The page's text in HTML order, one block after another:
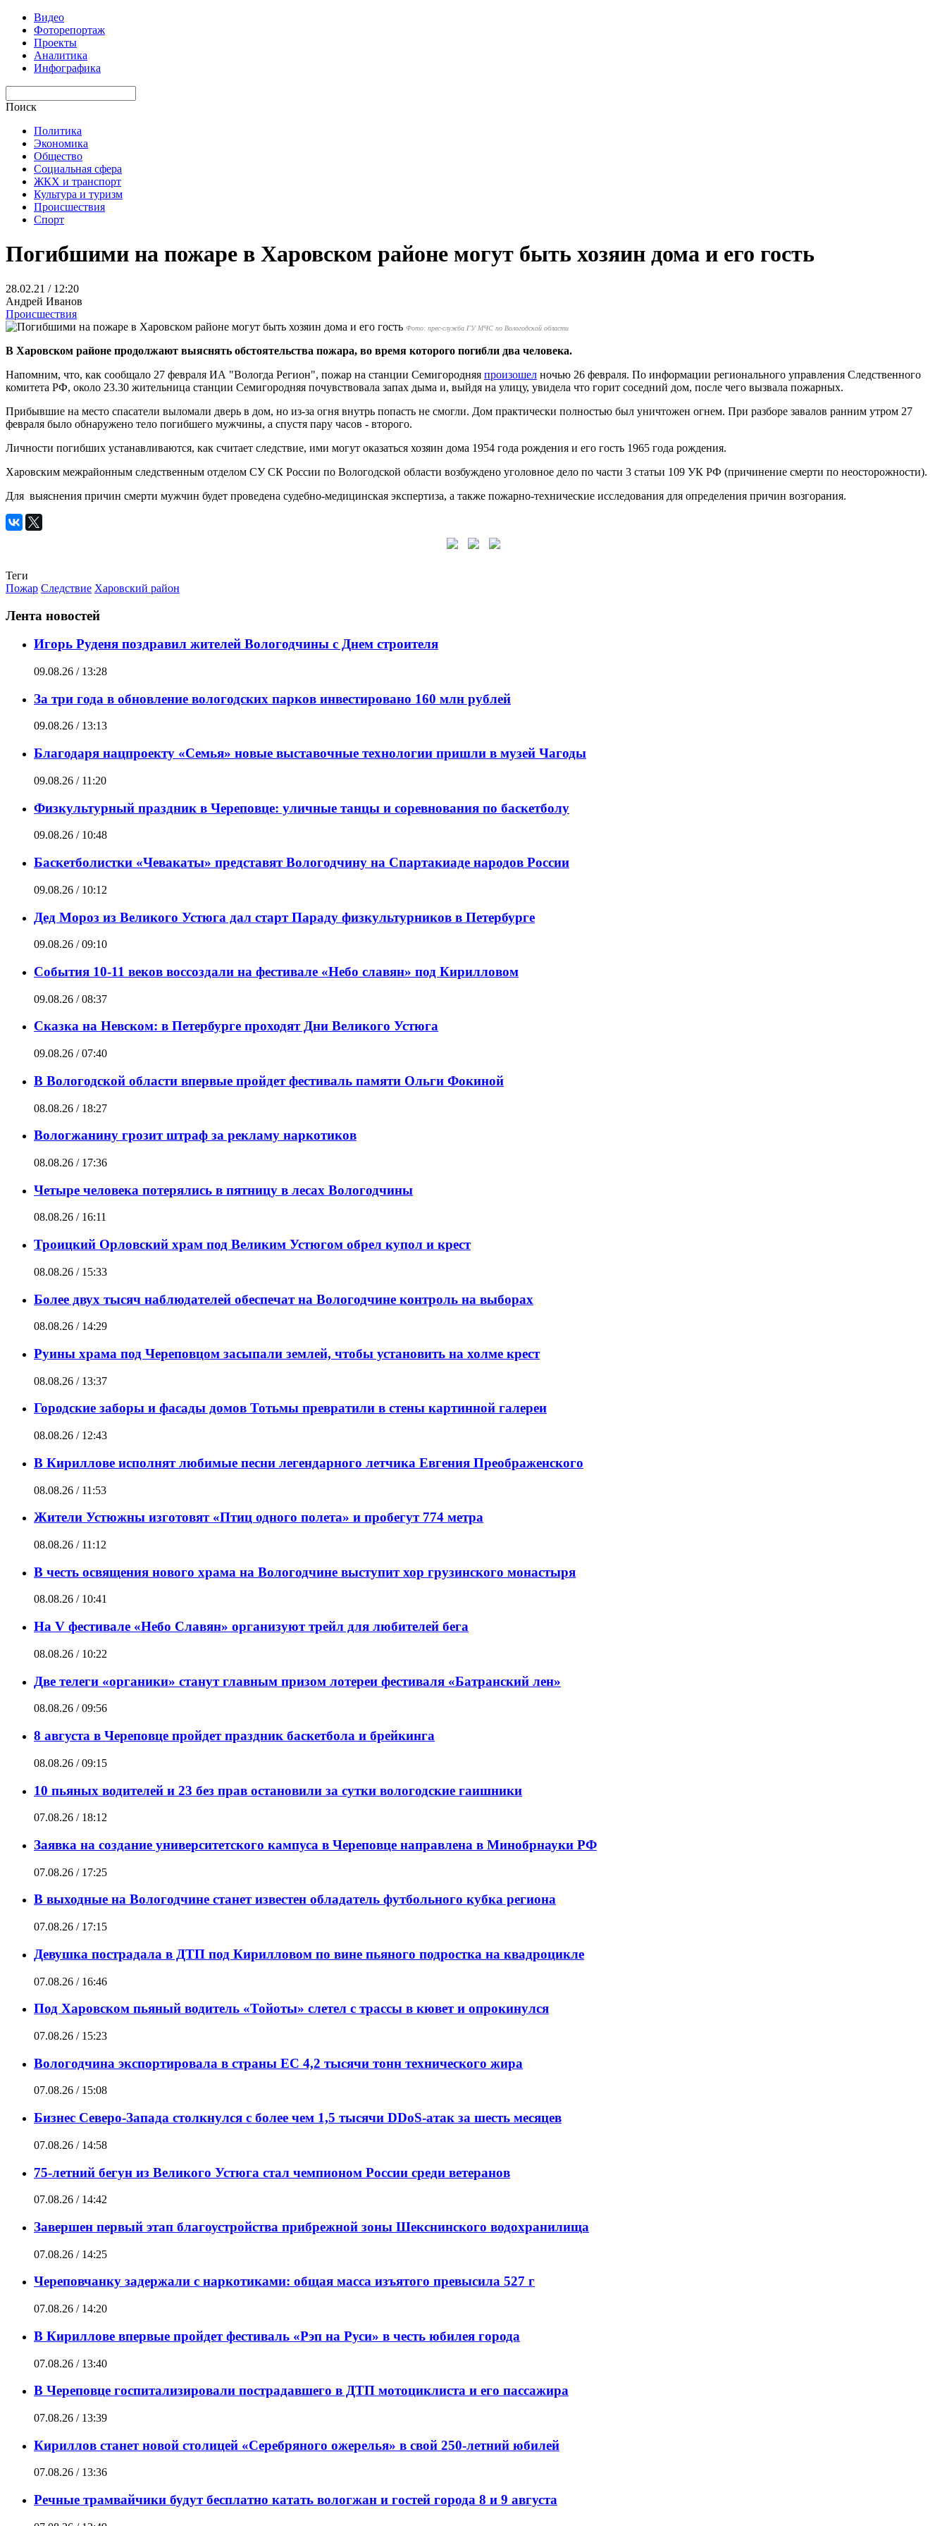
Видео
Фоторепортаж
Проекты
Аналитика
Инфографика
Поиск
Политика
Экономика
Общество
Социальная сфера
ЖКХ и транспорт
Культура и туризм
Происшествия
Спорт
Погибшими на пожаре в Харовском районе могут быть хозяин дома и его гость
28.02.21 / 12:20
Андрей Иванов
Происшествия
Фото: прес-служба ГУ МЧС по Вологодской области
В Харовском районе продолжают выяснять обстоятельства пожара, во время которого погибли два человека.
Напомним, что, как сообщало 27 февраля ИА "Вологда Регион", пожар на станции Семигородняя произошел ночью 26 февраля. По информации регионального управления Следственного
комитета РФ, около 23.30 жительница станции Семигородняя почувствовала запах дыма и, выйдя на улицу, увидела что горит соседний дом, после чего вызвала пожарных.
Прибывшие на место спасатели выломали дверь в дом, но из-за огня внутрь попасть не смогли. Дом практически полностью был уничтожен огнем. При разборе завалов ранним утром 27
февраля было обнаружено тело погибшего мужчины, а спустя пару часов - второго.
Личности погибших устанавливаются, как считает следствие, ими могут оказаться хозяин дома 1954 года рождения и его гость 1965 года рождения.
Харовским межрайонным следственным отделом СУ СК России по Вологодской области возбуждено уголовное дело по части 3 статьи 109 УК РФ (причинение смерти по неосторожности).
Для выяснения причин смерти мужчин будет проведена судебно-медицинская экспертиза, а также пожарно-технические исследования для определения причин возгорания.
Теги
Пожар Следствие Харовский район
Лента новостей
Игорь Руденя поздравил жителей Вологодчины с Днем строителя
09.08.26 / 13:28
За три года в обновление вологодских парков инвестировано 160 млн рублей
09.08.26 / 13:13
Благодаря нацпроекту «Семья» новые выставочные технологии пришли в музей Чагоды
09.08.26 / 11:20
Физкультурный праздник в Череповце: уличные танцы и соревнования по баскетболу
09.08.26 / 10:48
Баскетболистки «Чевакаты» представят Вологодчину на Спартакиаде народов России
09.08.26 / 10:12
Дед Мороз из Великого Устюга дал старт Параду физкультурников в Петербурге
09.08.26 / 09:10
События 10-11 веков воссоздали на фестивале «Небо славян» под Кирилловом
09.08.26 / 08:37
Сказка на Невском: в Петербурге проходят Дни Великого Устюга
09.08.26 / 07:40
В Вологодской области впервые пройдет фестиваль памяти Ольги Фокиной
08.08.26 / 18:27
Вологжанину грозит штраф за рекламу наркотиков
08.08.26 / 17:36
Четыре человека потерялись в пятницу в лесах Вологодчины
08.08.26 / 16:11
Троицкий Орловский храм под Великим Устюгом обрел купол и крест
08.08.26 / 15:33
Более двух тысяч наблюдателей обеспечат на Вологодчине контроль на выборах
08.08.26 / 14:29
Руины храма под Череповцом засыпали землей, чтобы установить на холме крест
08.08.26 / 13:37
Городские заборы и фасады домов Тотьмы превратили в стены картинной галереи
08.08.26 / 12:43
В Кириллове исполнят любимые песни легендарного летчика Евгения Преображенского
08.08.26 / 11:53
Жители Устюжны изготовят «Птиц одного полета» и пробегут 774 метра
08.08.26 / 11:12
В честь освящения нового храма на Вологодчине выступит хор грузинского монастыря
08.08.26 / 10:41
На V фестивале «Небо Славян» организуют трейл для любителей бега
08.08.26 / 10:22
Две телеги «органики» станут главным призом лотереи фестиваля «Батранский лен»
08.08.26 / 09:56
8 августа в Череповце пройдет праздник баскетбола и брейкинга
08.08.26 / 09:15
10 пьяных водителей и 23 без прав остановили за сутки вологодские гаишники
07.08.26 / 18:12
Заявка на создание университетского кампуса в Череповце направлена в Минобрнауки РФ
07.08.26 / 17:25
В выходные на Вологодчине станет известен обладатель футбольного кубка региона
07.08.26 / 17:15
Девушка пострадала в ДТП под Кирилловом по вине пьяного подростка на квадроцикле
07.08.26 / 16:46
Под Харовском пьяный водитель «Тойоты» слетел с трассы в кювет и опрокинулся
07.08.26 / 15:23
Вологодчина экспортировала в страны ЕС 4,2 тысячи тонн технического жира
07.08.26 / 15:08
Бизнес Северо-Запада столкнулся с более чем 1,5 тысячи DDoS-атак за шесть месяцев
07.08.26 / 14:58
75-летний бегун из Великого Устюга стал чемпионом России среди ветеранов
07.08.26 / 14:42
Завершен первый этап благоустройства прибрежной зоны Шекснинского водохранилища
07.08.26 / 14:25
Череповчанку задержали с наркотиками: общая масса изъятого превысила 527 г
07.08.26 / 14:20
В Кириллове впервые пройдет фестиваль «Рэп на Руси» в честь юбилея города
07.08.26 / 13:40
В Череповце госпитализировали пострадавшего в ДТП мотоциклиста и его пассажира
07.08.26 / 13:39
Кириллов станет новой столицей «Серебряного ожерелья» в свой 250-летний юбилей
07.08.26 / 13:36
Речные трамвайчики будут бесплатно катать вологжан и гостей города 8 и 9 августа